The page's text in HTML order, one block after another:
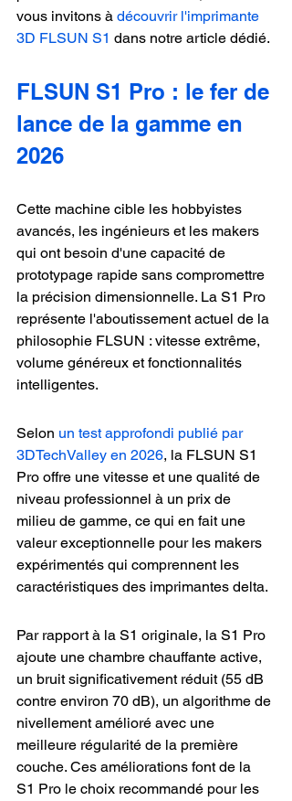
vous invitons à découvrir l'imprimante
3D FLSUN S1 dans notre article dédié.
FLSUN S1 Pro : le fer de
lance de la gamme en
2026
Cette machine cible les hobbyistes
avancés, les ingénieurs et les makers
qui ont besoin d'une capacité de
prototypage rapide sans compromettre
la précision dimensionnelle. La S1 Pro
représente l'aboutissement actuel de la
philosophie FLSUN : vitesse extrême,
volume généreux et fonctionnalités
intelligentes.
Selon un test approfondi publié par
3DTechValley en 2026, la FLSUN S1
Pro offre une vitesse et une qualité de
niveau professionnel à un prix de
milieu de gamme, ce qui en fait une
valeur exceptionnelle pour les makers
expérimentés qui comprennent les
caractéristiques des imprimantes delta.
Par rapport à la S1 originale, la S1 Pro
ajoute une chambre chauffante active,
un bruit significativement réduit (55 dB
contre environ 70 dB), un algorithme de
nivellement amélioré avec une
meilleure régularité de la première
couche. Ces améliorations font de la
S1 Pro le choix recommandé pour les